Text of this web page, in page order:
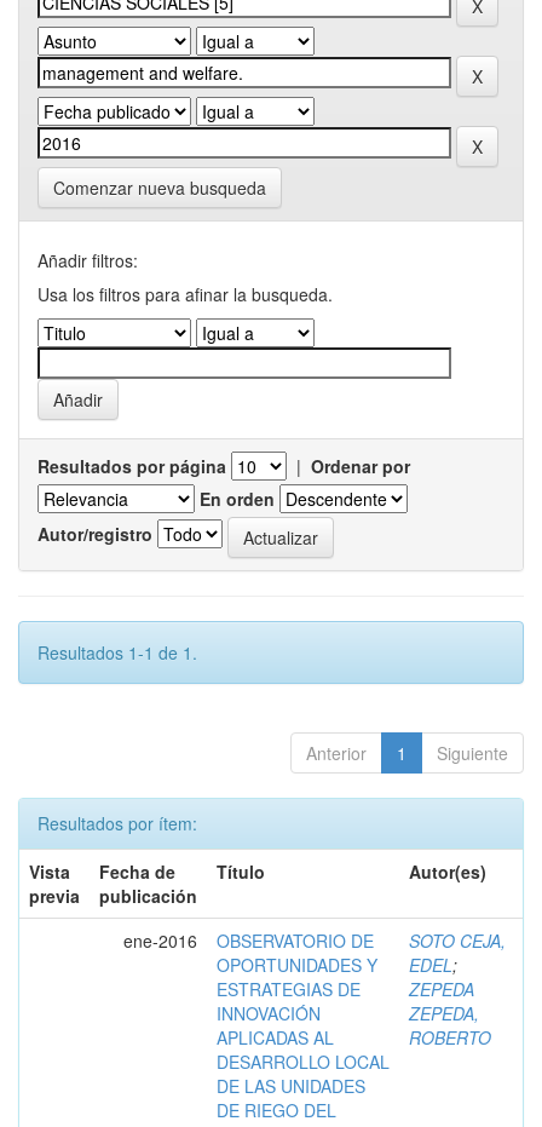
Comenzar nueva busqueda
Añadir filtros:
Usa los filtros para afinar la busqueda.
Resultados por página | Ordenar por
En orden
Autor/registro
Resultados 1-1 de 1.
Anterior 1 Siguiente
Resultados por ítem:
Vista
previa
Fecha de
publicación
Título Autor(es)
ene-2016
OBSERVATORIO DE
OPORTUNIDADES Y
ESTRATEGIAS DE
INNOVACIÓN
APLICADAS AL
DESARROLLO LOCAL
DE LAS UNIDADES
DE RIEGO DEL
SOTO CEJA,
EDEL;
ZEPEDA
ZEPEDA,
ROBERTO